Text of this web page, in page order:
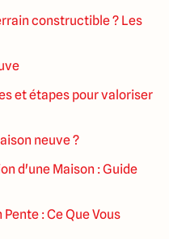
constructible ? Les
et étapes pour valoriser
neuve ?
d'une Maison : Guide
: Ce Que Vous